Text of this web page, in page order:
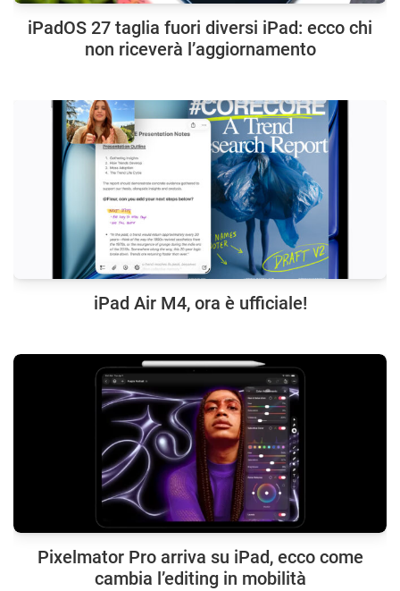
iPadOS 27 taglia fuori diversi iPad: ecco chi
non riceverà l’aggiornamento
iPad Air M4, ora è ufficiale!
Pixelmator Pro arriva su iPad, ecco come
cambia l’editing in mobilità